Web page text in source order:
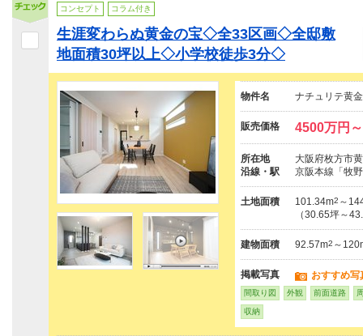
コンセプト コラム付き
生涯変わらぬ黄金の宝◇全33区画◇全邸敷
地面積30坪以上◇小学校徒歩3分◇
物件名 ナチュリテ黄
販売価格 4500万円
所在地
大阪府枚方市
沿線・駅
京阪本線「牧
土地面積 101.34m2 ～
（30.65坪～
建物面積 92.57m2 ～
掲載写真 おすすめ写
間取り図 外観 前面道路
収納